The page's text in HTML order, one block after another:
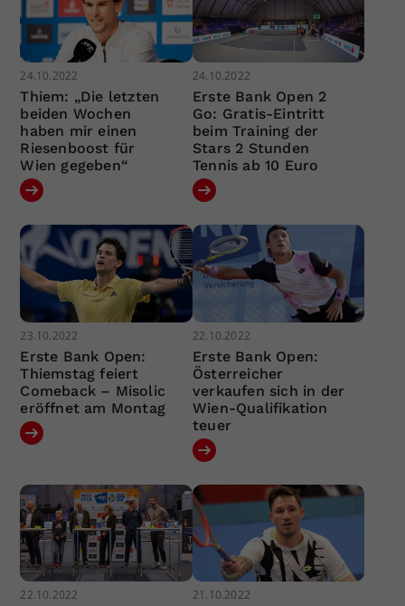
24.10.2022
Thiem: „Die letzten
beiden Wochen
haben mir einen
Riesenboost für
Wien gegeben“
24.10.2022
Erste Bank Open 2
Go: Gratis-Eintritt
beim Training der
Stars 2 Stunden
Tennis ab 10 Euro
23.10.2022
Erste Bank Open:
Thiemstag feiert
Comeback – Misolic
eröffnet am Montag
22.10.2022
Erste Bank Open:
Österreicher
verkaufen sich in der
Wien-Qualifikation
teuer
22.10.2022 21.10.2022